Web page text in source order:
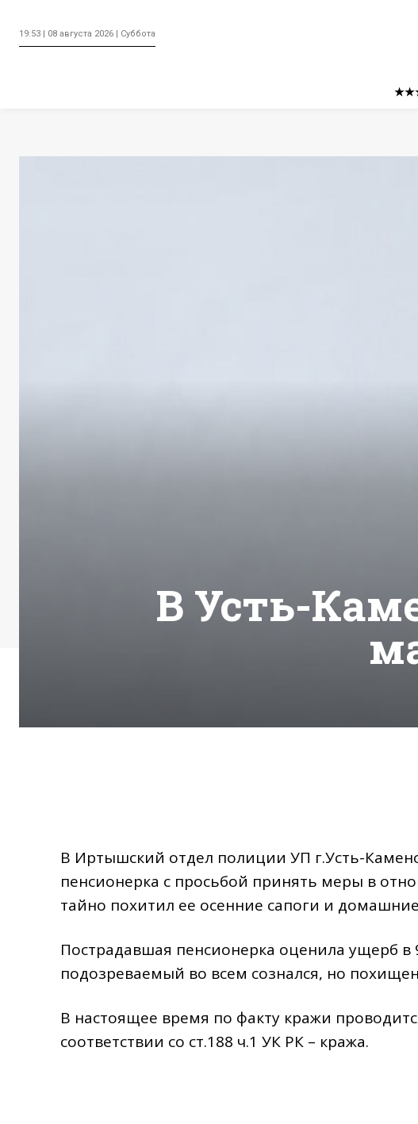
19:53 | 08 августа 2026 | Суббота
В Усть-
В Иртышский отдел полиции УП г.Усть-
пенсионерка с просьбой принять меры в
тайно похитил ее осенние сапоги и
Пострадавшая пенсионерка оценила ущерб в
подозреваемый во всем сознался, но
В настоящее время по факту кражи
соответствии со ст.188 ч.1 УК РК – кража.